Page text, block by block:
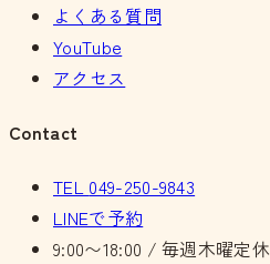
よくある質問
YouTube
アクセス
Contact
TEL 049-250-9843
LINEで予約
9:00〜18:00 / 毎週木曜定休